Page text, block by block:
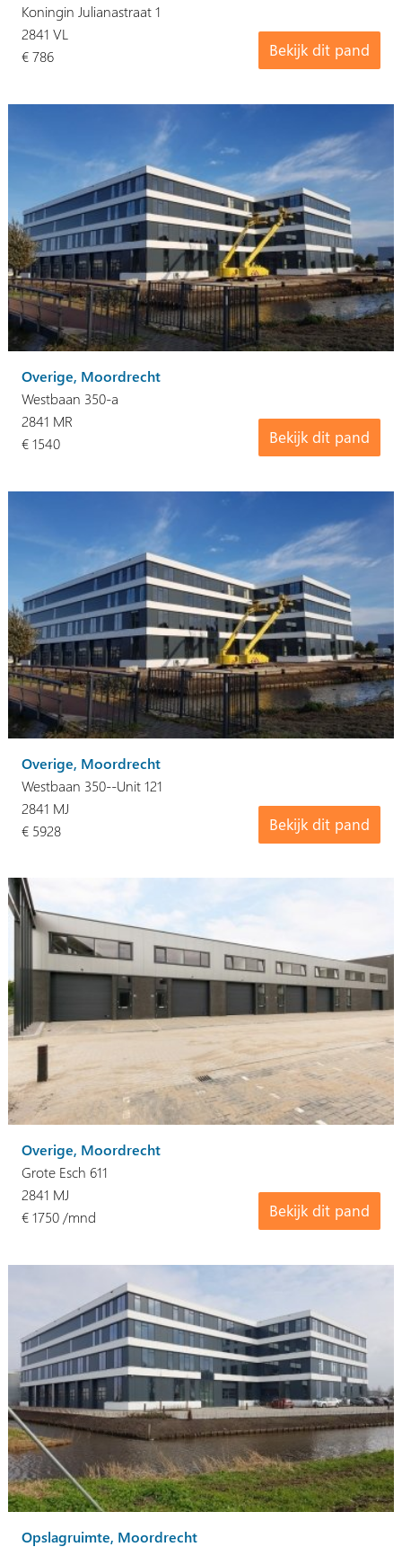
Koningin Julianastraat 1
Bekijk dit pand
2841 VL
€ 786
Overige, Moordrecht
Westbaan 350-a
Bekijk dit pand
2841 MR
€ 1540
Overige, Moordrecht
Westbaan 350--Unit 121
Bekijk dit pand
2841 MJ
€ 5928
Overige, Moordrecht
Grote Esch 611
Bekijk dit pand
2841 MJ
€ 1750 /mnd
Opslagruimte, Moordrecht